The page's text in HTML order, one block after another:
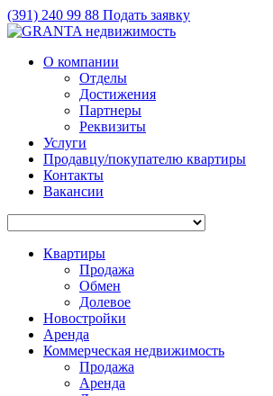
(391) 240 99 88 Подать заявку
О компании
Отделы
Достижения
Партнеры
Реквизиты
Услуги
Продавцу/покупателю квартиры
Контакты
Вакансии
Квартиры
Продажа
Обмен
Долевое
Новостройки
Аренда
Коммерческая недвижимость
Продажа
Аренда